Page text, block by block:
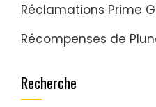
Réclamations Prime
Récompenses de
Recherche